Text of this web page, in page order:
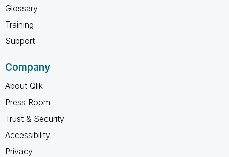
Glossary
Training
Support
Company
About Qlik
Press Room
Trust & Security
Accessibility
Privacy